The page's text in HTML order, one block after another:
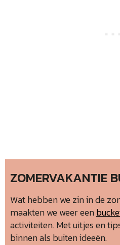
ZOMERVAKANTIE
Wat hebben we zin in de
maakten we weer een
activiteiten. Met uitjes en
binnen als buiten ideeën.